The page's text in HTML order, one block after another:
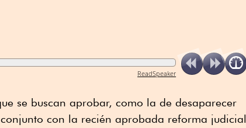
ReadSpeaker
se buscan aprobar, como la de desaparecer
con la recién aprobada reforma judicial